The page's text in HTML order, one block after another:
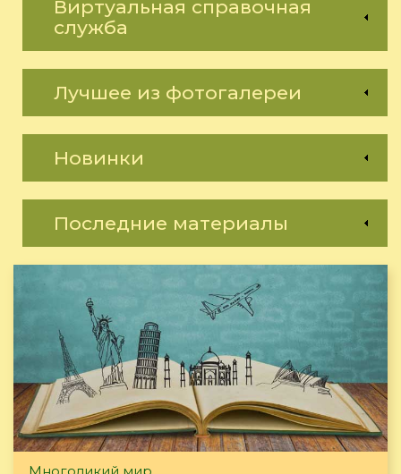
Виртуальная справочная
служба
Лучшее из фотогалереи
Новинки
Последние материалы